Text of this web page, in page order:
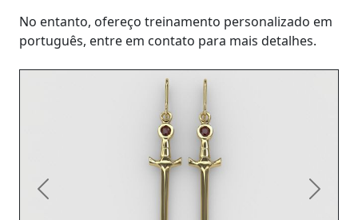
No entanto, ofereço treinamento personalizado em
português, entre em contato para mais detalhes.
Previous Next